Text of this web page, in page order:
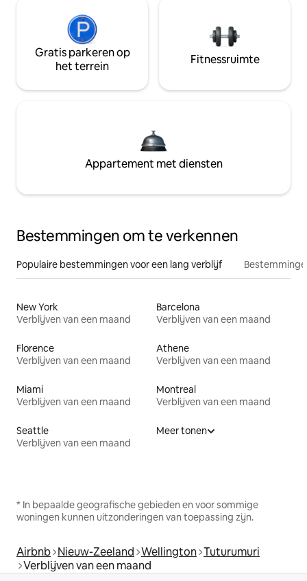
Gratis parkeren op
het terrein
Fitnessruimte
Appartement met diensten
Bestemmingen om te verkennen
Populaire bestemmingen voor een lang verblijf
New York
Verblijven van een maand
Barcelona
Verblijven van een maand
Florence
Verblijven van een maand
Athene
Verblijven van een maand
Miami
Verblijven van een maand
Montreal
Verblijven van een maand
Seattle
Verblijven van een maand
Meer tonen
* In bepaalde geografische gebieden en voor sommige
woningen kunnen uitzonderingen van toepassing zijn.
Airbnb Nieuw-Zeeland Wellington Tuturumuri
Verblijven van een maand